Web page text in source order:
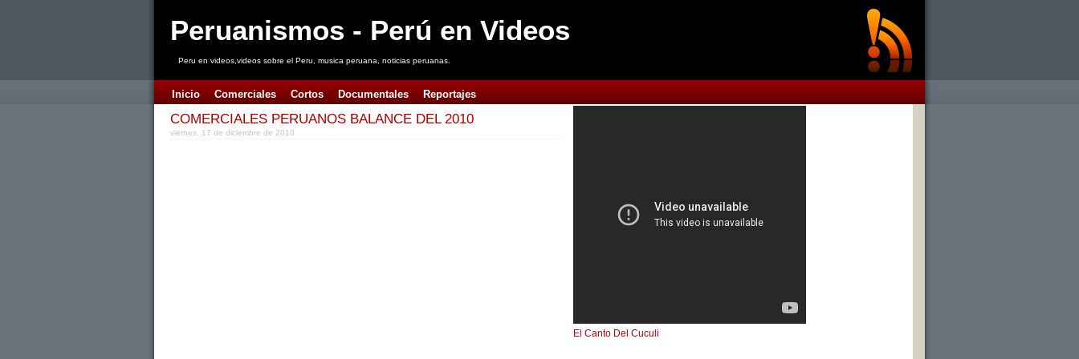
Peruanismos - Perú en Videos
Peru en videos,videos sobre el Peru, musica peruana, noticias peruanas.
Inicio Comerciales Cortos Documentales Reportajes
COMERCIALES PERUANOS BALANCE DEL 2010
viernes, 17 de diciembre de 2010
El Canto Del Cuculi